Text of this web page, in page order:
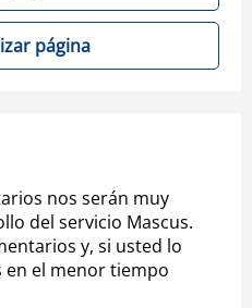
página
nos serán muy
del servicio Mascus.
y, si usted lo
el menor tiempo